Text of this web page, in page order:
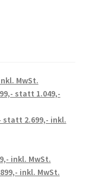
MwSt.
statt 1.049,-
statt 2.699,- inkl.
inkl. MwSt.
inkl. MwSt.